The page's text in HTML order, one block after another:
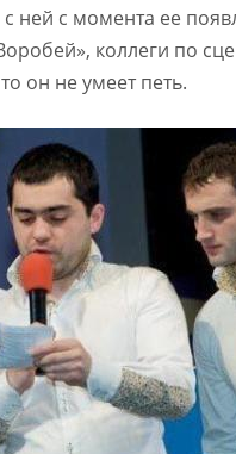
с ней с момента ее
коллеги по
он не умеет петь.